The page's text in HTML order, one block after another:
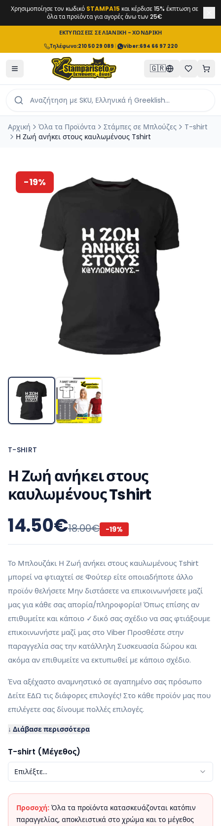
Χρησιμοποίησε τον κωδικό STAMPA15 και κέρδισε 15% έκπτωση σε
όλα τα προϊόντα για αγορές άνω των 25€
ΕΚΤΥΠΩΣΕΙΣ ΣΕ ΛΙΑΝΙΚΗ - ΧΟΝΔΡΙΚΗ
Τηλέφωνο:210 50 29 089 | Viber:694 66 97 220
🇬🇷
Αρχική Όλα τα Προϊόντα Στάμπες σε Μπλούζες
T-shirt
Η Ζωή ανήκει στους καυλωμένους Tshirt
-19%
T-SHIRT
Η Ζωή ανήκει στους
καυλωμένους Tshirt
14.50€18.00€ -19%
Το Μπλουζάκι Η Ζωή ανήκει στους καυλωμένους Tshirt
μπορεί να φτιαχτεί σε Φούτερ είτε οποιαδήποτε άλλο
προϊόν θελήσετε Μην διστάσετε να επικοινωνήσετε μαζί
μας για κάθε σας απορία/πληροφορία! Όπως επίσης αν
επιθυμείτε και κάποιο ✓δικό σας σχέδιο να σας φτιάξουμε
επικοινωνήστε μαζί μας στο Viber Προσθέστε στην
παραγγελία σας την κατάλληλη Συσκευασία δώρου και
ακόμα αν επιθυμείτε να εκτυπωθεί με κάποιο σχέδιο.
Ένα αξέχαστο αναμνηστικό σε αγαπημένο σας πρόσωπο
Δείτε ΕΔΩ τις διάφορες επιλογές! Στο κάθε προϊόν μας που
επιλέγετε σας δίνουμε πολλές επιλογές.
↓ Διάβασε περισσότερα
T-shirt (Μέγεθος)
Επιλέξτε...
Προσοχή: Όλα τα προϊόντα κατασκευάζονται κατόπιν
παραγγελίας, αποκλειστικά στο χρώμα και το μέγεθος